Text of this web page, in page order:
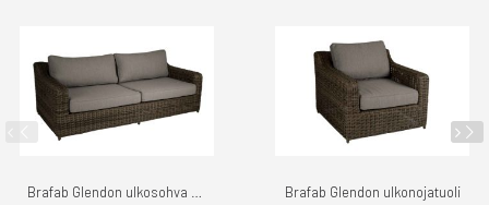
Brafab Glendon ulkonojatuoli